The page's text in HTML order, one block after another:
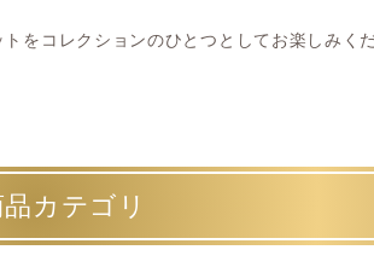
をコレクションのひとつとしてお楽しみく
カテゴリ